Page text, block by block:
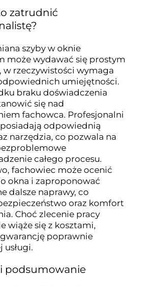
zatrudnić
szyby w oknie
może wydawać się prostym
w rzeczywistości wymaga
umiejętności.
braku doświadczenia
się nad
fachowca. Profesjonalni
odpowiednią
narzędzia, co pozwala na
całego procesu.
fachowiec może ocenić
okna i zaproponować
dalsze naprawy, co
oraz komfort
Choć zlecenie pracy
wiąże się z kosztami,
poprawnie
usługi.
podsumowanie